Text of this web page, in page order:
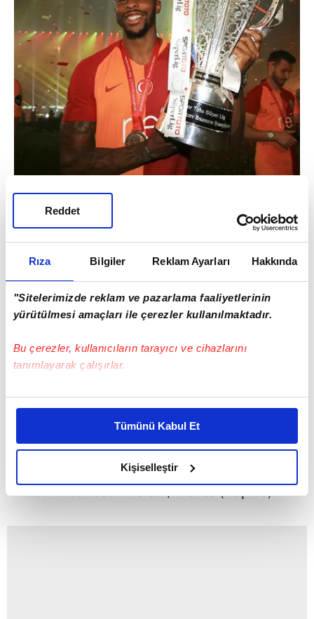
Rıza Bilgiler Reklam Ayarları Hakkında
"Sitelerimizde reklam ve pazarlama faaliyetlerinin
yürütülmesi amaçları ile çerezler kullanılmaktadır.
Bu çerezler, kullanıcıların tarayıcı ve cihazlarını
tanımlayarak çalışırlar.
Bu çerezlere izin vermeniz halinde sizlere özel
daha iyi reklam deneyimi yaşatabiliriz. Bunu yaparken
amacımızın size daha iyi bir reklam deneyimi sunmak
olduğunu ve sizlere en iyi içerikleri sunabilmek adına
elimizden gelen çabayı gösterdiğimizi ve bu noktada,
reklamların maliyetlerimizi karşılamak noktasında tek gelir
Tümünü Kabul Et
Kişiselleştir
Reddet
Defansif orta saha / Hollanda
(Yaş: 32)